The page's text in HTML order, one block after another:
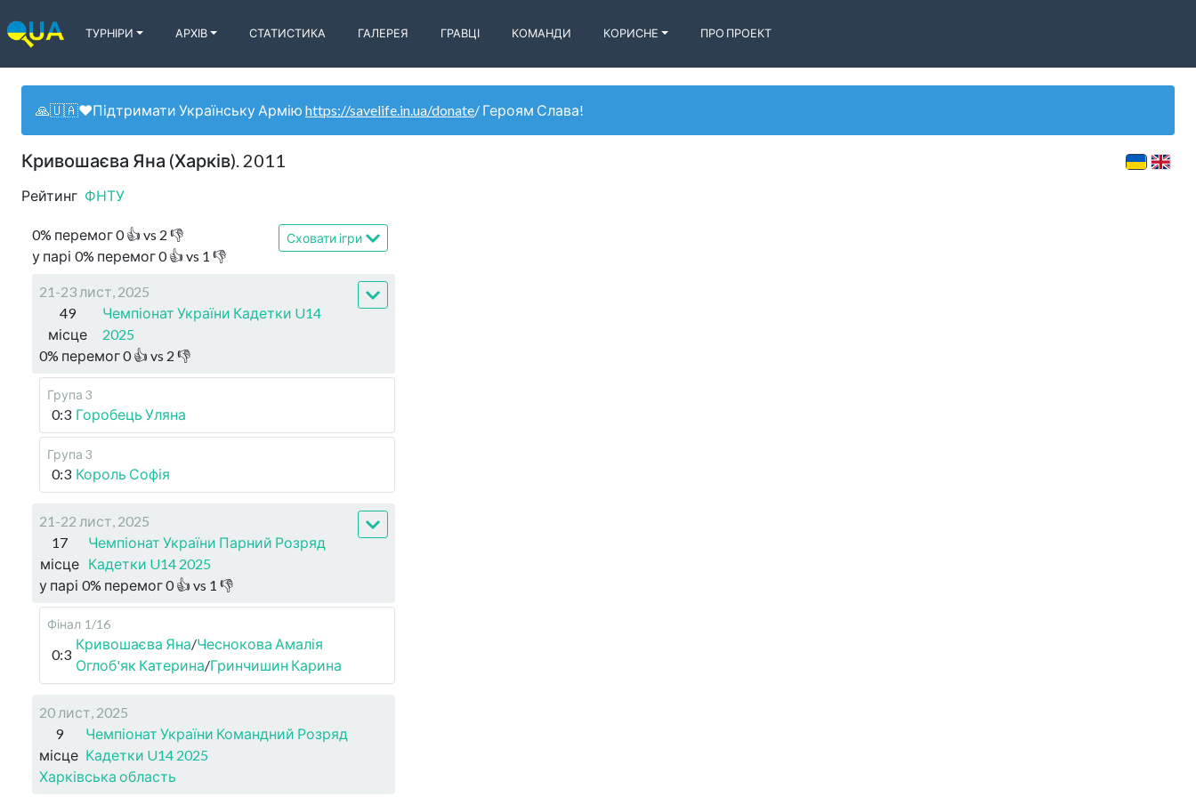
ТУРНІРИ АРХІВ СТАТИСТИКА ГАЛЕРЕЯ ГРАВЦІ КОМАНДИ КОРИСНЕ ПРО ПРОЕКТ
🙏🇺🇦❤️Підтримати Українську Армію https://savelife.in.ua/donate/ Героям Слава!
Кривошаєва Яна (Харків). 2011
Рейтинг ФНТУ
0% перемог0👍 vs 2 👎
у парі 0% перемог0👍 vs 1 👎
Сховати ігри
21-23 лист, 2025
49
місце
Чемпіонат України Кадетки U14
2025
0% перемог0👍 vs 2 👎
Група 3
0:3 Горобець Уляна
Група 3
0:3 Король Софія
21-22 лист, 2025
17
місце
Чемпіонат України Парний Розряд
Кадетки U14 2025
у парі 0% перемог0👍 vs 1 👎
Фінал 1/16
0:3
Кривошаєва Яна/Чеснокова Амалія
Оглоб'як Катерина/Гринчишин Карина
20 лист, 2025
9
місце
Чемпіонат України Командний Розряд
Кадетки U14 2025
Харківська область